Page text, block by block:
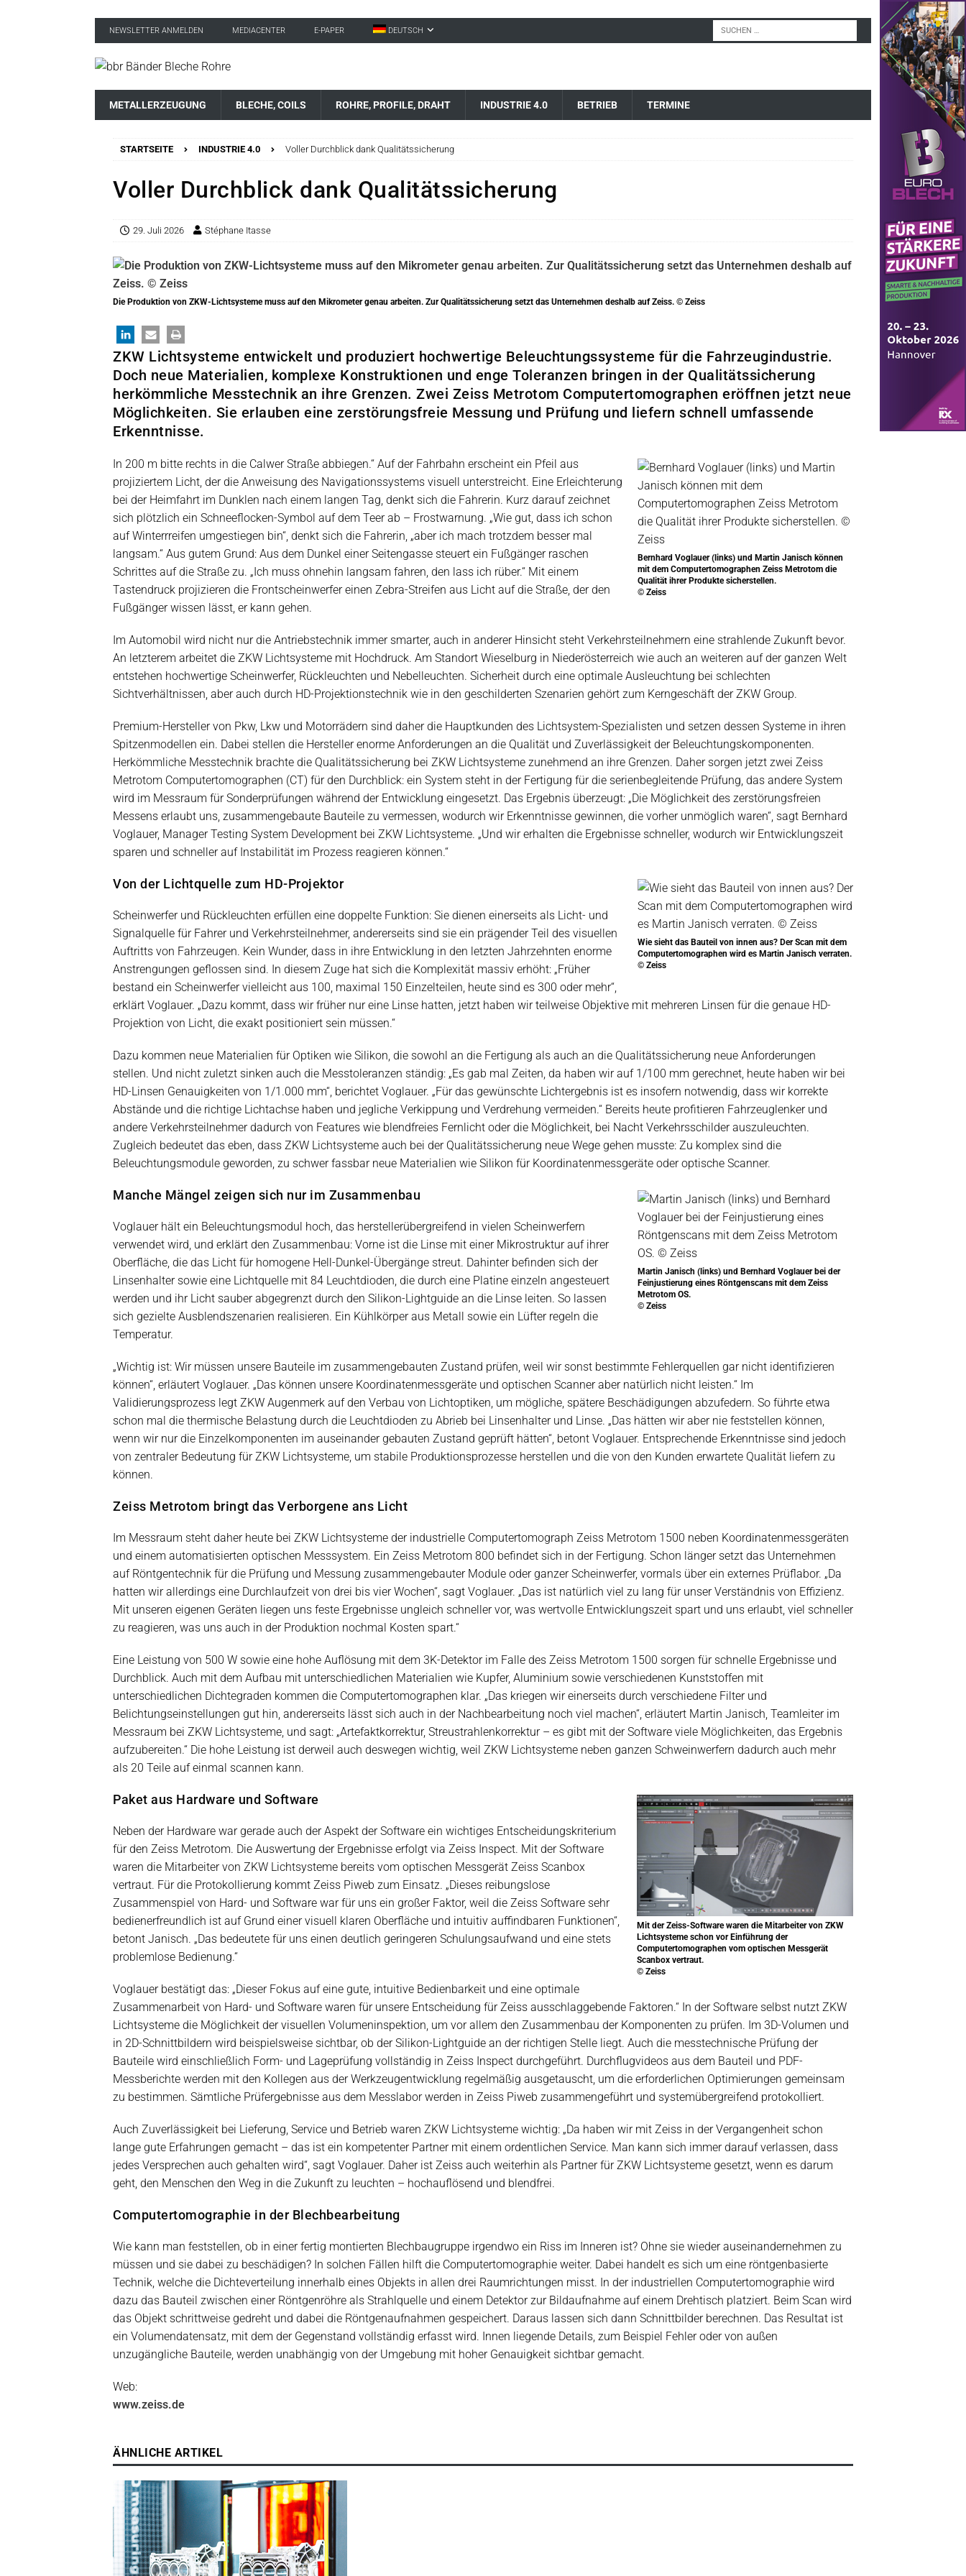
NEWSLETTER ANMELDEN MEDIACENTER E-PAPER DEUTSCH
METALLERZEUGUNG BLECHE, COILS ROHRE, PROFILE, DRAHT INDUSTRIE 4.0 BETRIEB TERMINE
STARTSEITE INDUSTRIE 4.0 Voller Durchblick dank Qualitätssicherung
Voller Durchblick dank Qualitätssicherung
29. Juli 2026 Stéphane Itasse
Die Produktion von ZKW-Lichtsysteme muss auf den Mikrometer genau arbeiten. Zur Qualitätssicherung setzt das Unternehmen deshalb auf Zeiss. © Zeiss
ZKW Lichtsysteme entwickelt und produziert hochwertige Beleuchtungssysteme für die Fahrzeugindustrie.
Doch neue Materialien, komplexe Konstruktionen und enge Toleranzen bringen in der Qualitätssicherung
herkömmliche Messtechnik an ihre Grenzen. Zwei Zeiss Metrotom Computertomographen eröffnen jetzt neue
Möglichkeiten. Sie erlauben eine zerstörungsfreie Messung und Prüfung und liefern schnell umfassende
Erkenntnisse.
Bernhard Voglauer (links) und Martin Janisch können
mit dem Computertomographen Zeiss Metrotom die
Qualität ihrer Produkte sicherstellen.
© Zeiss
In 200 m bitte rechts in die Calwer Straße abbiegen.“ Auf der Fahrbahn erscheint ein Pfeil aus
projiziertem Licht, der die Anweisung des Navigationssystems visuell unterstreicht. Eine Erleichterung
bei der Heimfahrt im Dunklen nach einem langen Tag, denkt sich die Fahrerin. Kurz darauf zeichnet
sich plötzlich ein Schneeflocken-Symbol auf dem Teer ab – Frostwarnung. „Wie gut, dass ich schon
auf Winterrreifen umgestiegen bin“, denkt sich die Fahrerin, „aber ich mach trotzdem besser mal
langsam.“ Aus gutem Grund: Aus dem Dunkel einer Seitengasse steuert ein Fußgänger raschen
Schrittes auf die Straße zu. „Ich muss ohnehin langsam fahren, den lass ich rüber.“ Mit einem
Tastendruck projizieren die Frontscheinwerfer einen Zebra-Streifen aus Licht auf die Straße, der den
Fußgänger wissen lässt, er kann gehen.
Im Automobil wird nicht nur die Antriebstechnik immer smarter, auch in anderer Hinsicht steht Verkehrsteilnehmern eine strahlende Zukunft bevor.
An letzterem arbeitet die ZKW Lichtsysteme mit Hochdruck. Am Standort Wieselburg in Niederösterreich wie auch an weiteren auf der ganzen Welt
entstehen hochwertige Scheinwerfer, Rückleuchten und Nebelleuchten. Sicherheit durch eine optimale Ausleuchtung bei schlechten
Sichtverhältnissen, aber auch durch HD-Projektionstechnik wie in den geschilderten Szenarien gehört zum Kerngeschäft der ZKW Group.
Premium-Hersteller von Pkw, Lkw und Motorrädern sind daher die Hauptkunden des Lichtsystem-Spezialisten und setzen dessen Systeme in ihren
Spitzenmodellen ein. Dabei stellen die Hersteller enorme Anforderungen an die Qualität und Zuverlässigkeit der Beleuchtungskomponenten.
Herkömmliche Messtechnik brachte die Qualitätssicherung bei ZKW Lichtsysteme zunehmend an ihre Grenzen. Daher sorgen jetzt zwei Zeiss
Metrotom Computertomographen (CT) für den Durchblick: ein System steht in der Fertigung für die serienbegleitende Prüfung, das andere System
wird im Messraum für Sonderprüfungen während der Entwicklung eingesetzt. Das Ergebnis überzeugt: „Die Möglichkeit des zerstörungsfreien
Messens erlaubt uns, zusammengebaute Bauteile zu vermessen, wodurch wir Erkenntnisse gewinnen, die vorher unmöglich waren“, sagt Bernhard
Voglauer, Manager Testing System Development bei ZKW Lichtsysteme. „Und wir erhalten die Ergebnisse schneller, wodurch wir Entwicklungszeit
sparen und schneller auf Instabilität im Prozess reagieren können.“
Wie sieht das Bauteil von innen aus? Der Scan mit dem
Computertomographen wird es Martin Janisch verraten.
© Zeiss
Von der Lichtquelle zum HD-Projektor
Scheinwerfer und Rückleuchten erfüllen eine doppelte Funktion: Sie dienen einerseits als Licht- und
Signalquelle für Fahrer und Verkehrsteilnehmer, andererseits sind sie ein prägender Teil des visuellen
Auftritts von Fahrzeugen. Kein Wunder, dass in ihre Entwicklung in den letzten Jahrzehnten enorme
Anstrengungen geflossen sind. In diesem Zuge hat sich die Komplexität massiv erhöht: „Früher
bestand ein Scheinwerfer vielleicht aus 100, maximal 150 Einzelteilen, heute sind es 300 oder mehr“,
erklärt Voglauer. „Dazu kommt, dass wir früher nur eine Linse hatten, jetzt haben wir teilweise Objektive mit mehreren Linsen für die genaue HD-
Projektion von Licht, die exakt positioniert sein müssen.“
Dazu kommen neue Materialien für Optiken wie Silikon, die sowohl an die Fertigung als auch an die Qualitätssicherung neue Anforderungen
stellen. Und nicht zuletzt sinken auch die Messtoleranzen ständig: „Es gab mal Zeiten, da haben wir auf 1/100 mm gerechnet, heute haben wir bei
HD-Linsen Genauigkeiten von 1/1.000 mm“, berichtet Voglauer. „Für das gewünschte Lichtergebnis ist es insofern notwendig, dass wir korrekte
Abstände und die richtige Lichtachse haben und jegliche Verkippung und Verdrehung vermeiden.“ Bereits heute profitieren Fahrzeuglenker und
andere Verkehrsteilnehmer dadurch von Features wie blendfreies Fernlicht oder die Möglichkeit, bei Nacht Verkehrsschilder auszuleuchten.
Zugleich bedeutet das eben, dass ZKW Lichtsysteme auch bei der Qualitätssicherung neue Wege gehen musste: Zu komplex sind die
Beleuchtungsmodule geworden, zu schwer fassbar neue Materialien wie Silikon für Koordinatenmessgeräte oder optische Scanner.
Martin Janisch (links) und Bernhard Voglauer bei der
Feinjustierung eines Röntgenscans mit dem Zeiss
Metrotom OS.
© Zeiss
Manche Mängel zeigen sich nur im Zusammenbau
Voglauer hält ein Beleuchtungsmodul hoch, das herstellerübergreifend in vielen Scheinwerfern
verwendet wird, und erklärt den Zusammenbau: Vorne ist die Linse mit einer Mikrostruktur auf ihrer
Oberfläche, die das Licht für homogene Hell-Dunkel-Übergänge streut. Dahinter befinden sich der
Linsenhalter sowie eine Lichtquelle mit 84 Leuchtdioden, die durch eine Platine einzeln angesteuert
werden und ihr Licht sauber abgegrenzt durch den Silikon-Lightguide an die Linse leiten. So lassen
sich gezielte Ausblendszenarien realisieren. Ein Kühlkörper aus Metall sowie ein Lüfter regeln die
Temperatur.
„Wichtig ist: Wir müssen unsere Bauteile im zusammengebauten Zustand prüfen, weil wir sonst bestimmte Fehlerquellen gar nicht identifizieren
können“, erläutert Voglauer. „Das können unsere Koordinatenmessgeräte und optischen Scanner aber natürlich nicht leisten.“ Im
Validierungsprozess legt ZKW Augenmerk auf den Verbau von Lichtoptiken, um mögliche, spätere Beschädigungen abzufedern. So führte etwa
schon mal die thermische Belastung durch die Leuchtdioden zu Abrieb bei Linsenhalter und Linse. „Das hätten wir aber nie feststellen können,
wenn wir nur die Einzelkomponenten im auseinander gebauten Zustand geprüft hätten“, betont Voglauer. Entsprechende Erkenntnisse sind jedoch
von zentraler Bedeutung für ZKW Lichtsysteme, um stabile Produktionsprozesse herstellen und die von den Kunden erwartete Qualität liefern zu
können.
Zeiss Metrotom bringt das Verborgene ans Licht
Im Messraum steht daher heute bei ZKW Lichtsysteme der industrielle Computertomograph Zeiss Metrotom 1500 neben Koordinatenmessgeräten
und einem automatisierten optischen Messsystem. Ein Zeiss Metrotom 800 befindet sich in der Fertigung. Schon länger setzt das Unternehmen
auf Röntgentechnik für die Prüfung und Messung zusammengebauter Module oder ganzer Scheinwerfer, vormals über ein externes Prüflabor. „Da
hatten wir allerdings eine Durchlaufzeit von drei bis vier Wochen“, sagt Voglauer. „Das ist natürlich viel zu lang für unser Verständnis von Effizienz.
Mit unseren eigenen Geräten liegen uns feste Ergebnisse ungleich schneller vor, was wertvolle Entwicklungszeit spart und uns erlaubt, viel schneller
zu reagieren, was uns auch in der Produktion nochmal Kosten spart.“
Eine Leistung von 500 W sowie eine hohe Auflösung mit dem 3K-Detektor im Falle des Zeiss Metrotom 1500 sorgen für schnelle Ergebnisse und
Durchblick. Auch mit dem Aufbau mit unterschiedlichen Materialien wie Kupfer, Aluminium sowie verschiedenen Kunststoffen mit
unterschiedlichen Dichtegraden kommen die Computertomographen klar. „Das kriegen wir einerseits durch verschiedene Filter und
Belichtungseinstellungen gut hin, andererseits lässt sich auch in der Nachbearbeitung noch viel machen“, erläutert Martin Janisch, Teamleiter im
Messraum bei ZKW Lichtsysteme, und sagt: „Artefaktkorrektur, Streustrahlenkorrektur – es gibt mit der Software viele Möglichkeiten, das Ergebnis
aufzubereiten.“ Die hohe Leistung ist derweil auch deswegen wichtig, weil ZKW Lichtsysteme neben ganzen Schweinwerfern dadurch auch mehr
als 20 Teile auf einmal scannen kann.
Mit der Zeiss-Software waren die Mitarbeiter von ZKW
Lichtsysteme schon vor Einführung der
Computertomographen vom optischen Messgerät
Scanbox vertraut.
© Zeiss
Paket aus Hardware und Software
Neben der Hardware war gerade auch der Aspekt der Software ein wichtiges Entscheidungskriterium
für den Zeiss Metrotom. Die Auswertung der Ergebnisse erfolgt via Zeiss Inspect. Mit der Software
waren die Mitarbeiter von ZKW Lichtsysteme bereits vom optischen Messgerät Zeiss Scanbox
vertraut. Für die Protokollierung kommt Zeiss Piweb zum Einsatz. „Dieses reibungslose
Zusammenspiel von Hard- und Software war für uns ein großer Faktor, weil die Zeiss Software sehr
bedienerfreundlich ist auf Grund einer visuell klaren Oberfläche und intuitiv auffindbaren Funktionen“,
betont Janisch. „Das bedeutete für uns einen deutlich geringeren Schulungsaufwand und eine stets
problemlose Bedienung.“
Voglauer bestätigt das: „Dieser Fokus auf eine gute, intuitive Bedienbarkeit und eine optimale
Zusammenarbeit von Hard- und Software waren für unsere Entscheidung für Zeiss ausschlaggebende Faktoren.“ In der Software selbst nutzt ZKW
Lichtsysteme die Möglichkeit der visuellen Volumeninspektion, um vor allem den Zusammenbau der Komponenten zu prüfen. Im 3D-Volumen und
in 2D-Schnittbildern wird beispielsweise sichtbar, ob der Silikon-Lightguide an der richtigen Stelle liegt. Auch die messtechnische Prüfung der
Bauteile wird einschließlich Form- und Lageprüfung vollständig in Zeiss Inspect durchgeführt. Durchflugvideos aus dem Bauteil und PDF-
Messberichte werden mit den Kollegen aus der Werkzeugentwicklung regelmäßig ausgetauscht, um die erforderlichen Optimierungen gemeinsam
zu bestimmen. Sämtliche Prüfergebnisse aus dem Messlabor werden in Zeiss Piweb zusammengeführt und systemübergreifend protokolliert.
Auch Zuverlässigkeit bei Lieferung, Service und Betrieb waren ZKW Lichtsysteme wichtig: „Da haben wir mit Zeiss in der Vergangenheit schon
lange gute Erfahrungen gemacht – das ist ein kompetenter Partner mit einem ordentlichen Service. Man kann sich immer darauf verlassen, dass
jedes Versprechen auch gehalten wird“, sagt Voglauer. Daher ist Zeiss auch weiterhin als Partner für ZKW Lichtsysteme gesetzt, wenn es darum
geht, den Menschen den Weg in die Zukunft zu leuchten – hochauflösend und blendfrei.
Computertomographie in der Blechbearbeitung
Wie kann man feststellen, ob in einer fertig montierten Blechbaugruppe irgendwo ein Riss im Inneren ist? Ohne sie wieder auseinandernehmen zu
müssen und sie dabei zu beschädigen? In solchen Fällen hilft die Computertomographie weiter. Dabei handelt es sich um eine röntgenbasierte
Technik, welche die Dichteverteilung innerhalb eines Objekts in allen drei Raumrichtungen misst. In der industriellen Computertomographie wird
dazu das Bauteil zwischen einer Röntgenröhre als Strahlquelle und einem Detektor zur Bildaufnahme auf einem Drehtisch platziert. Beim Scan wird
das Objekt schrittweise gedreht und dabei die Röntgenaufnahmen gespeichert. Daraus lassen sich dann Schnittbilder berechnen. Das Resultat ist
ein Volumendatensatz, mit dem der Gegenstand vollständig erfasst wird. Innen liegende Details, zum Beispiel Fehler oder von außen
unzugängliche Bauteile, werden unabhängig von der Umgebung mit hoher Genauigkeit sichtbar gemacht.
Web:
www.zeiss.de
ÄHNLICHE ARTIKEL